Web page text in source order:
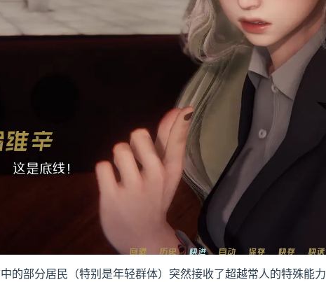
的部分居民（特别是年轻群体）突然接收了超越常人的特殊能